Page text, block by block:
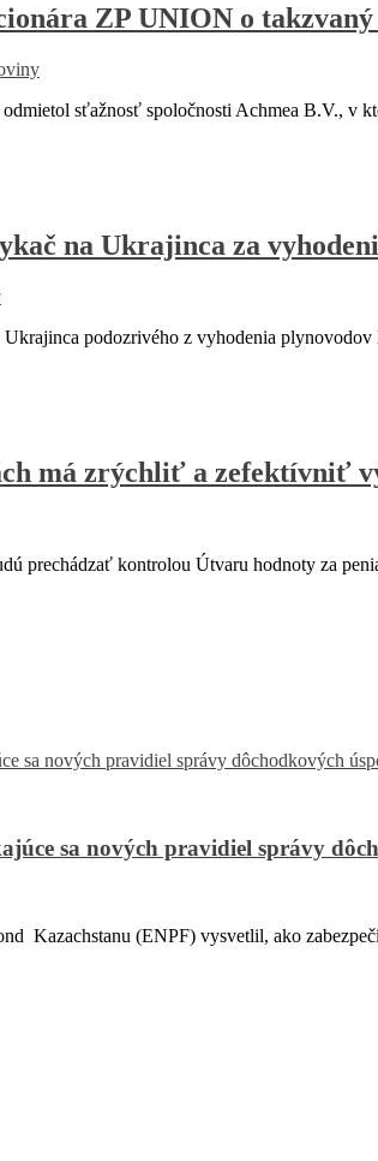
ZP UNION o
sťažnosť spoločnosti Achmea B.V., v
na Ukrajinca za
podozrivého z vyhodenia
má zrýchliť a zefektívniť
prechádzať kontrolou Útvaru hodnoty za
sa nových pravidiel správy
Kazachstanu (ENPF) vysvetlil, ako